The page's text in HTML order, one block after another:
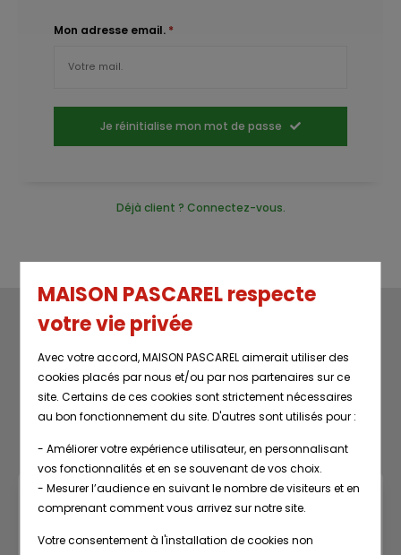
Mon adresse email. *
Je réinitialise mon mot de passe
Déjà client ? Connectez-vous.
Restez au courant
LA NEWSLETTER DE LA BOUTIQUE
MAISON PASCAREL respecte
votre vie privée
Avec votre accord, MAISON PASCAREL aimerait utiliser des
cookies placés par nous et/ou par nos partenaires sur ce
site. Certains de ces cookies sont strictement nécessaires
au bon fonctionnement du site. D'autres sont utilisés pour :
- Améliorer votre expérience utilisateur, en personnalisant
vos fonctionnalités et en se souvenant de vos choix.
- Mesurer l’audience en suivant le nombre de visiteurs et en
comprenant comment vous arrivez sur notre site.
Votre consentement à l'installation de cookies non